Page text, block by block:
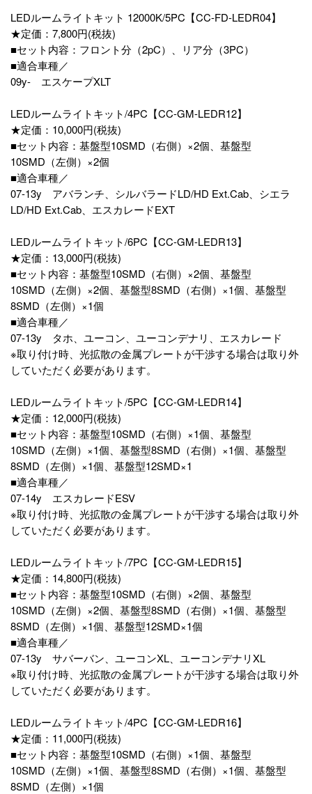
LEDルームライトキット 12000K/5PC【CC-FD-LEDR04】
★定価：7,800円(税抜)
■セット内容：フロント分（2pC）、リア分（3PC）
■適合車種／
09y- エスケープXLT
LEDルームライトキット/4PC【CC-GM-LEDR12】
★定価：10,000円(税抜)
■セット内容：基盤型10SMD（右側）×2個、基盤型
10SMD（左側）×2個
■適合車種／
07-13y アバランチ、シルバラードLD/HD Ext.Cab、シエラ
LD/HD Ext.Cab、エスカレードEXT
LEDルームライトキット/6PC【CC-GM-LEDR13】
★定価：13,000円(税抜)
■セット内容：基盤型10SMD（右側）×2個、基盤型
10SMD（左側）×2個、基盤型8SMD（右側）×1個、基盤型
8SMD（左側）×1個
■適合車種／
07-13y タホ、ユーコン、ユーコンデナリ、エスカレード
※取り付け時、光拡散の金属プレートが干渉する場合は取り外
していただく必要があります。
LEDルームライトキット/5PC【CC-GM-LEDR14】
★定価：12,000円(税抜)
■セット内容：基盤型10SMD（右側）×1個、基盤型
10SMD（左側）×1個、基盤型8SMD（右側）×1個、基盤型
8SMD（左側）×1個、基盤型12SMD×1
■適合車種／
07-14y エスカレードESV
※取り付け時、光拡散の金属プレートが干渉する場合は取り外
していただく必要があります。
LEDルームライトキット/7PC【CC-GM-LEDR15】
★定価：14,800円(税抜)
■セット内容：基盤型10SMD（右側）×2個、基盤型
10SMD（左側）×2個、基盤型8SMD（右側）×1個、基盤型
8SMD（左側）×1個、基盤型12SMD×1個
■適合車種／
07-13y サバーバン、ユーコンXL、ユーコンデナリXL
※取り付け時、光拡散の金属プレートが干渉する場合は取り外
していただく必要があります。
LEDルームライトキット/4PC【CC-GM-LEDR16】
★定価：11,000円(税抜)
■セット内容：基盤型10SMD（右側）×1個、基盤型
10SMD（左側）×1個、基盤型8SMD（右側）×1個、基盤型
8SMD（左側）×1個